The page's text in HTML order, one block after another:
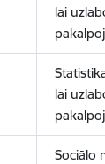
lai
lai
Sociālo